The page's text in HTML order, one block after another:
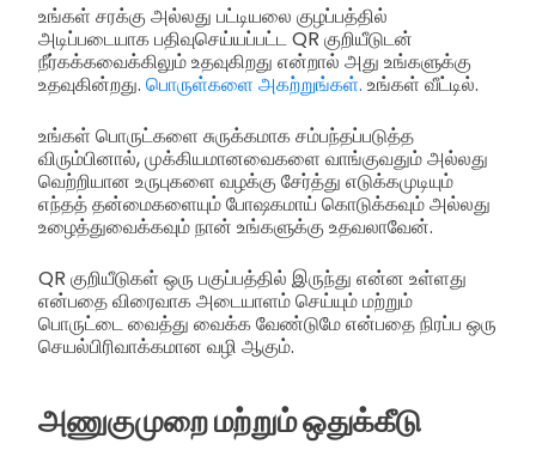
உங்கள் சரக்கு அல்லது பட்டியலை குழப்பத்தில்
அடிப்படையாக பதிவுசெய்யப்பட்ட QR குறியீடுடன்
நீர்கக்கவைக்கிலும் உதவுகிறது என்றால் அது உங்களுக்கு
உதவுகின்றது. பொருள்களை அகற்றுங்கள். உங்கள் வீட்டில்.
உங்கள் பொருட்களை சுருக்கமாக சம்பந்தப்படுத்த
விரும்பினால், முக்கியமானவைகளை வாங்குவதும் அல்லது
வெற்றியான உருபுகளை வழக்கு சேர்த்து எடுக்கமுடியும்
எந்தத் தன்மைகளையும் போஷகமாய் கொடுக்கவும் அல்லது
உழைத்துவைக்கவும் நான் உங்களுக்கு உதவலாவேன்.
QR குறியீடுகள் ஒரு பகுப்பத்தில் இருந்து என்ன உள்ளது
என்பதை விரைவாக அடையாளம் செய்யும் மற்றும்
பொருட்டை வைத்து வைக்க வேண்டுமே என்பதை நிரப்ப ஒரு
செயல்பிரிவாக்கமான வழி ஆகும்.
அணுகுமுறை மற்றும் ஒதுக்கீடு